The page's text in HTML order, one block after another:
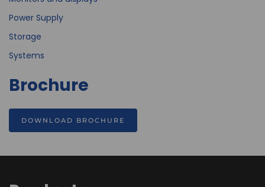
Power Supply
Storage
Systems
Brochure
DOWNLOAD BROCHURE